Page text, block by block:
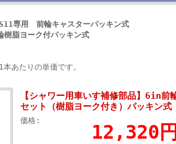
専用 前輪キャスターパッキン式
脂ヨーク付パッキン式
あたりの単価です。
【シャワー用車いす補修部品】6in前
セット（樹脂ヨーク付き）パッキン式
価格:
12,320